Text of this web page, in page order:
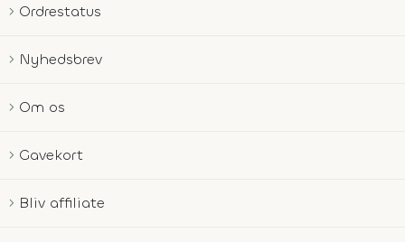
Ordrestatus
Nyhedsbrev
Om os
Gavekort
Bliv affiliate